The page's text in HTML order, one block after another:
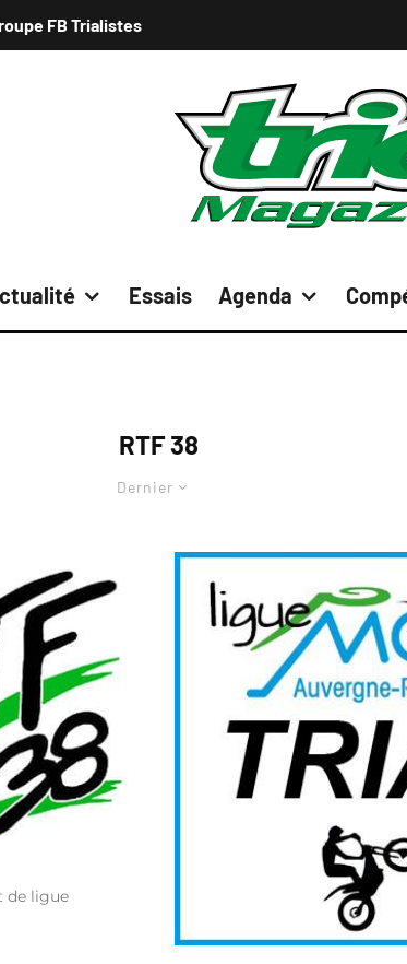
FB Trialistes
Essais Agenda
RTF 38
Dernier
de ligue